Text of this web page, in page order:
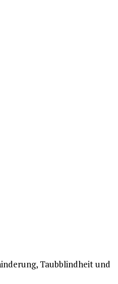
Taubblindheit und